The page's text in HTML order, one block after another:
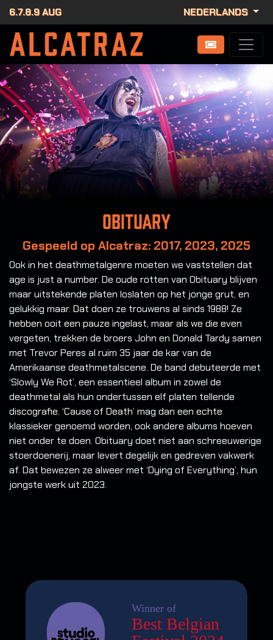
6.7.8.9 AUG NEDERLANDS
Obituary
Gespeeld op Alcatraz: 2017, 2023, 2025
Ook in het deathmetalgenre moeten we vaststellen dat
age is just a number. De oude rotten van Obituary blijven
maar uitstekende platen loslaten op het jonge grut, en
gelukkig maar. Dat doen ze trouwens al sinds 1988! Ze
hebben ooit een pauze ingelast, maar als we die even
vergeten, trekken de broers John en Donald Tardy samen
met Trevor Peres al ruim 35 jaar de kar van de
Amerikaanse deathmetalscene. De band debuteerde met
‘Slowly We Rot’, een essentieel album in zowel de
deathmetal als hun ondertussen elf platen tellende
discografie. ‘Cause of Death’ mag dan een echte
klassieker genoemd worden, ook andere albums hoeven
niet onder te doen. Obituary doet niet aan schreeuwerige
stoerdoenerij, maar levert degelijk en gedreven vakwerk
af. Dat bewezen ze alweer met ‘Dying of Everything’, hun
jongste werk uit 2023.